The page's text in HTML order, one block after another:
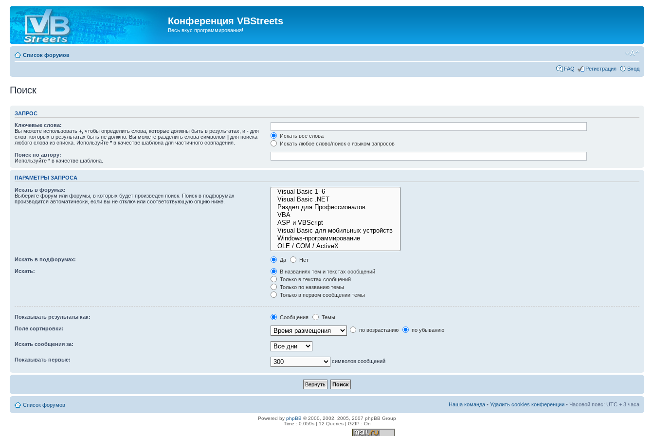
Конференция VBStreets
Весь вкус программирования!
Список форумов
FAQ Регистрация Вход
Поиск
ЗАПРОС
Ключевые слова:
Вы можете использовать + , чтобы определить слова, которые должны быть в результатах, и - для
слов, которых в результатах быть не должно. Вы можете разделить слова символом | для поиска
любого слова из списка. Используйте * в качестве шаблона для частичного совпадения.
Искать все слова
Искать любое слово/поиск с языком запросов
Поиск по автору:
Используйте * в качестве шаблона.
ПАРАМЕТРЫ ЗАПРОСА
Искать в форумах:
Выберите форум или форумы, в которых будет произведен поиск. Поиск в подфорумах
производится автоматически, если вы не отключили соответствующую опцию ниже.
Искать в подфорумах: Да
Нет
Искать:
В названиях тем и текстах сообщений
Только в текстах сообщений
Только по названию темы
Только в первом сообщении темы
Показывать результаты как: Сообщения
Темы
Поле сортировки:
по возрастанию по убыванию
Искать сообщения за:
Показывать первые: символов сообщений
Список форумов Наша команда • Удалить cookies конференции • Часовой пояс: UTC + 3 часа
Powered by phpBB © 2000, 2002, 2005, 2007 phpBB Group
Time : 0.059s | 12 Queries | GZIP : On